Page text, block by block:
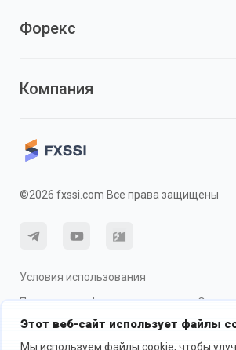
Этот веб-сайт использует файлы
Мы используем файлы cookie, чтобы
Форекс
Компания
©2026 fxssi.com Все права защищены
Условия использования
Политика конфиденциальности
О рисках
Использование cookie